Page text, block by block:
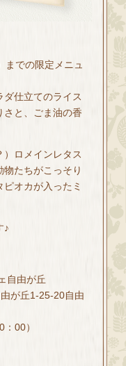
までの限定メニュ
ダ仕立てのライス
さと、ごま油の香
）ロメインレタス
たちがこっそり
オカが入ったミ
♪
自由が丘
が丘1-25-20自由
00）